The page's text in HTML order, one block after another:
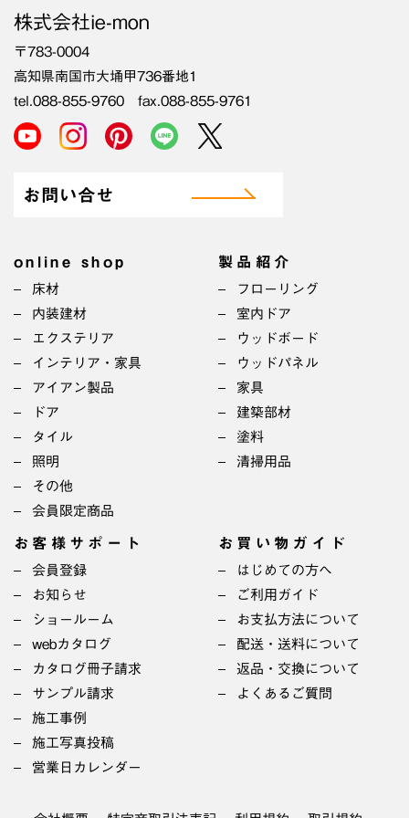
株式会社ie-mon
〒783-0004
高知県南国市大埇甲736番地1
tel.088-855-9760 fax.088-855-9761
お問い合せ
online shop
床材
内装建材
エクステリア
インテリア・家具
アイアン製品
ドア
タイル
照明
その他
会員限定商品
製品紹介
フローリング
室内ドア
ウッドボード
ウッドパネル
家具
建築部材
塗料
清掃用品
お客様サポート
会員登録
お知らせ
ショールーム
webカタログ
カタログ冊子請求
サンプル請求
施工事例
施工写真投稿
営業日カレンダー
お買い物ガイド
はじめての方へ
ご利用ガイド
お支払方法について
配送・送料について
返品・交換について
よくあるご質問